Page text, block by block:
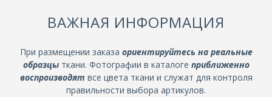
ВАЖНАЯ ИНФОРМАЦИЯ
При размещении заказа ориентируйтесь на реальные
образцыткани. Фотографии в каталоге приближенно
воспроизводят все цвета ткани и служат для контроля
правильности выбора артикулов.